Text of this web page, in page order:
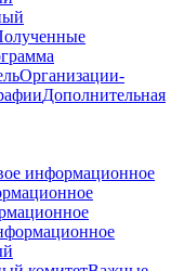
Организации-
Дополнительная
информационное